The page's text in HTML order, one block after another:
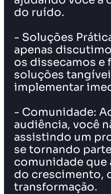
do ruído.
- Soluções
apenas
os dissecamos e
soluções
implementar
- Comunidade:
audiência, você
assistindo um
se tornando
comunidade
do crescimento,
transformação.